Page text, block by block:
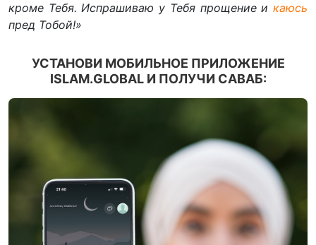
кроме Тебя. Испрашиваю у Тебя прощение и каюсь
пред Тобой!»
УСТАНОВИ МОБИЛЬНОЕ ПРИЛОЖЕНИЕ
ISLAM.GLOBAL И ПОЛУЧИ САВАБ: